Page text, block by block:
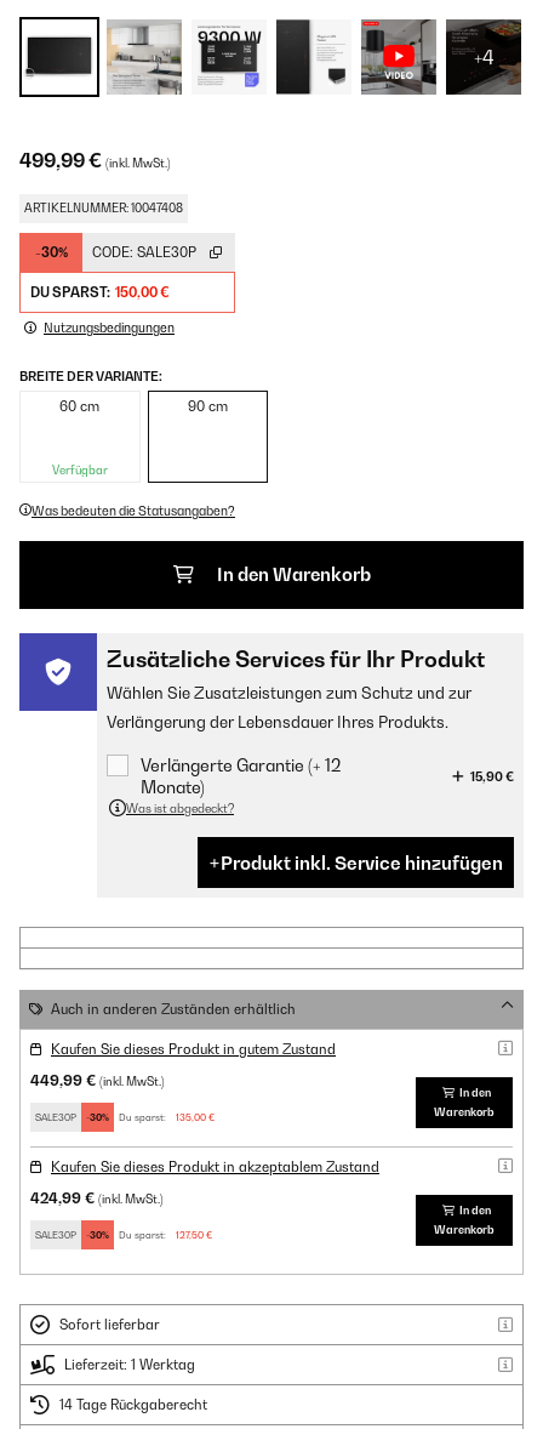
+4
499,99 € (inkl. MwSt.)
ARTIKELNUMMER: 10047408
-30% CODE: SALE30P
DU SPARST: 150,00 €
Nutzungsbedingungen
BREITE DER VARIANTE:
60 cm
Verfügbar
90 cm
Was bedeuten die Statusangaben?
In den Warenkorb
Zusätzliche Services für Ihr Produkt
Wählen Sie Zusatzleistungen zum Schutz und zur
Verlängerung der Lebensdauer Ihres Produkts.
Verlängerte Garantie (+ 12
Monate)
15,90 €
Was ist abgedeckt?
Produkt inkl. Service hinzufügen
Auch in anderen Zuständen erhältlich
Kaufen Sie dieses Produkt in gutem Zustand
449,99 € (inkl. MwSt.)
SALE30P -30% Du sparst: 135,00 €
In den
Warenkorb
Kaufen Sie dieses Produkt in akzeptablem Zustand
424,99 € (inkl. MwSt.)
SALE30P -30% Du sparst: 127,50 €
In den
Warenkorb
Sofort lieferbar
Lieferzeit: 1 Werktag
14 Tage Rückgaberecht